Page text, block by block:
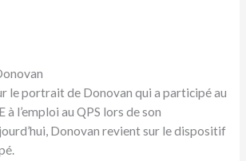
le portrait de Donovan qui a participé au
l’emploi au QPS lors de son
Donovan revient sur le dispositif